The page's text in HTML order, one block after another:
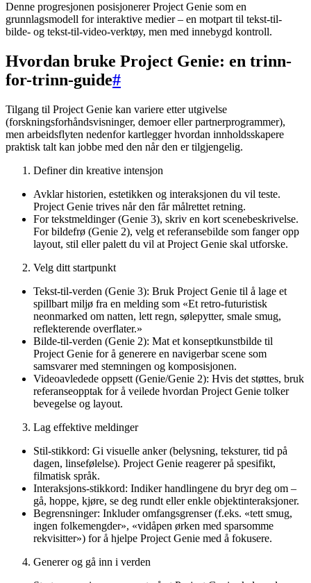
Denne progresjonen posisjonerer Project Genie som en
grunnlagsmodell for interaktive medier – en motpart til tekst-til-
bilde- og tekst-til-video-verktøy, men med innebygd kontroll.
Hvordan bruke Project Genie: en trinn-
for-trinn-guide#
Tilgang til Project Genie kan variere etter utgivelse
(forskningsforhåndsvisninger, demoer eller partnerprogrammer),
men arbeidsflyten nedenfor kartlegger hvordan innholdsskapere
praktisk talt kan jobbe med den når den er tilgjengelig.
Definer din kreative intensjon
Avklar historien, estetikken og interaksjonen du vil teste.
Project Genie trives når den får målrettet retning.
For tekstmeldinger (Genie 3), skriv en kort scenebeskrivelse.
For bildefrø (Genie 2), velg et referansebilde som fanger opp
layout, stil eller palett du vil at Project Genie skal utforske.
Velg ditt startpunkt
Tekst-til-verden (Genie 3): Bruk Project Genie til å lage et
spillbart miljø fra en melding som «Et retro-futuristisk
neonmarked om natten, lett regn, sølepytter, smale smug,
reflekterende overflater.»
Bilde-til-verden (Genie 2): Mat et konseptkunstbilde til
Project Genie for å generere en navigerbar scene som
samsvarer med stemningen og komposisjonen.
Videoavledede oppsett (Genie/Genie 2): Hvis det støttes, bruk
referanseopptak for å veilede hvordan Project Genie tolker
bevegelse og layout.
Lag effektive meldinger
Stil-stikkord: Gi visuelle anker (belysning, teksturer, tid på
dagen, linsefølelse). Project Genie reagerer på spesifikt,
filmatisk språk.
Interaksjons-stikkord: Indiker handlingene du bryr deg om –
gå, hoppe, kjøre, se deg rundt eller enkle objektinteraksjoner.
Begrensninger: Inkluder omfangsgrenser (f.eks. «tett smug,
ingen folkemengder», «vidåpen ørken med sparsomme
rekvisitter») for å hjelpe Project Genie med å fokusere.
Generer og gå inn i verden